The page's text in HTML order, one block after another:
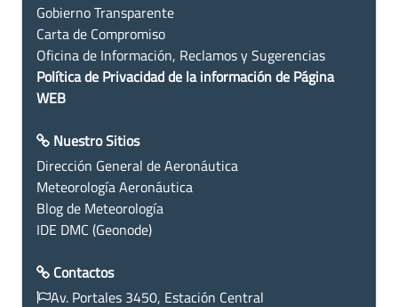
Gobierno Transparente
Carta de Compromiso
Oficina de Información, Reclamos y Sugerencias
Política de Privacidad de la información de Página
WEB
Nuestro Sitios
Dirección General de Aeronáutica
Meteorología Aeronáutica
Blog de Meteorología
IDE DMC (Geonode)
Contactos
Av. Portales 3450, Estación Central